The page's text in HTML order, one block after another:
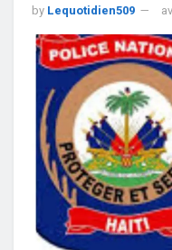
by Lequotidien509